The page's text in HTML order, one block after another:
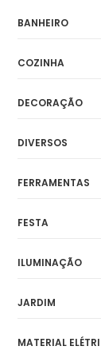
BANHEIRO
COZINHA
DECORAÇÃO
DIVERSOS
FERRAMENTAS
FESTA
ILUMINAÇÃO
JARDIM
MATERIAL